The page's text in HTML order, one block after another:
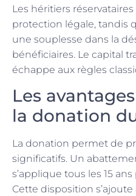
Les héritiers
protection légale, tandis
une souplesse dans la
bénéficiaires. Le capital
échappe aux règles
Les
la donation
La donation permet de
significatifs. Un
s’applique tous les 15
Cette disposition